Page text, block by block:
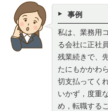
事例
私は、業務用
る会社に正社
残業続きで、
たにもかかわ
切支払ってく
いかず，度重
め，転職する